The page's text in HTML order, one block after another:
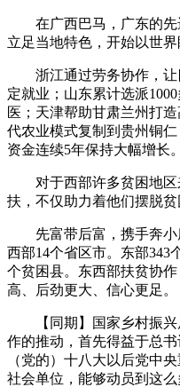
在广西巴马，广东的先
立足当地特色，开始以世
浙江通过劳务协作，让
定就业；山东累计选派
医；天津帮助甘肃兰州打
代农业模式复制到贵州铜
资金连续5年保持大幅增长。
对于西部许多贫困地区
扶，不仅助力着他们摆脱
先富带后富，携手奔小
西部14个省区市。东部343
个贫困县。东西部扶贫协
高、后劲更大、信心更足。
【同期】国家乡村振兴
作的推动，首先得益于总
（党的）十八大以后党中
社会单位，能够动员到这